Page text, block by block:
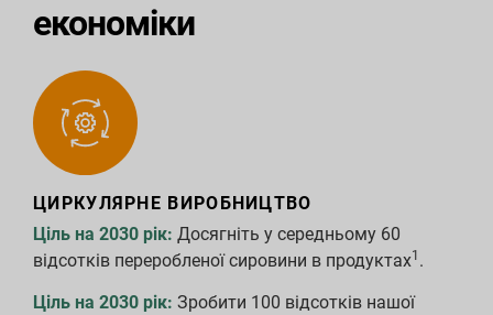
економіки
ЦИРКУЛЯРНЕ ВИРОБНИЦТВО
Ціль на 2030 рік: Досягніть у середньому 60
відсотків переробленої сировини в продуктах1 .
Ціль на 2030 рік: Зробити 100 відсотків нашої